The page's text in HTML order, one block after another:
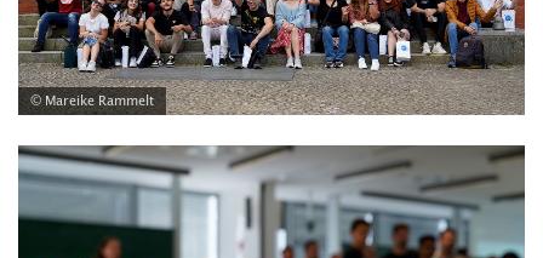
© Mareike Rammelt